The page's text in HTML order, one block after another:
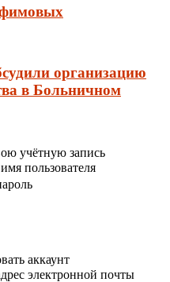
организацию
в Больничном
учётную запись
пользователя
аккаунт
электронной почты